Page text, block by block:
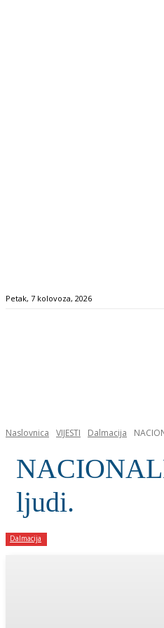
Petak, 7 kolovoza, 2026
Naslovnica VIJESTI Dalmacija
ljudi.
Dalmacija